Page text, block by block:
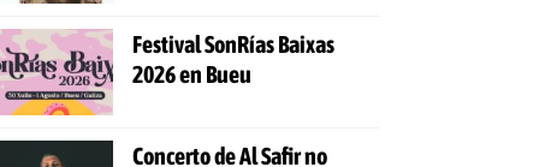
Festival SonRías Baixas
2026 en Bueu
Concerto de Al Safir no